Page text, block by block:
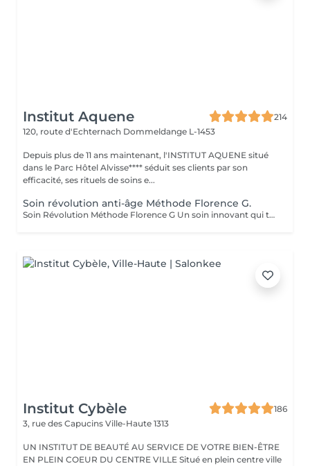
Institut Aquene
214
120, route d'Echternach Dommeldange L-1453
Depuis plus de 11 ans maintenant, l'INSTITUT AQUENE situé
dans le Parc Hôtel Alvisse**** séduit ses clients par son
efficacité, ses rituels de soins e...
Soin révolution anti-âge Méthode Florence G.
Soin Révolution Méthode Florence G Un soin innovant qui transforme visiblement la qualité de la peau. Le Soin Révolution de la méthode Florence G est un protocole hautement technologique et manuel et 100 % naturel combinant des techniques exclusives de stimulation tissulaire, d'oxygénation cutanée et de remodelage facial. Ce soin nouvelle génération agit en profondeur pour relancer les fonctions naturelles de la peau, améliorer son aspect global et lui redonner toute sa vitalité sans l'abimer, sans douleur et sans éviction sociale. Les bénéfices du soin: - Lisse immédiatement les rides et ridules - Raffermit et redessine les contours du visage - Booste l'éclat et l'oxygénation - Réduit visiblement les signes de fatigue - Améliore la texture de la peau Les effets du soin vont s'accentuer encore pendant 3 à 4 semaines. C'est également un soin fantastique pour travailler les cicatrices (du corps également), les peaux atopiques, vergetures blanches ou violacées. AUCUNE ÉPILATION VISAGE NE POURRA ÊTRE FAITE PENDANT LE SOIN.
Institut Cybèle
186
3, rue des Capucins Ville-Haute 1313
UN INSTITUT DE BEAUTÉ AU SERVICE DE VOTRE BIEN-ÊTRE
EN PLEIN COEUR DU CENTRE VILLE Situé en plein centre ville